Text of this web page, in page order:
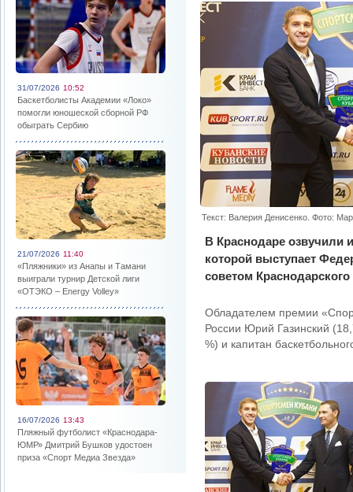
31/07/2026 10:52
Баскетболисты Академии «Локо»
помогли юношеской сборной РФ
обыграть Сербию
21/07/2026 11:40
«Пляжники» из Анапы и Тамани
выиграли турнир Детской лиги
«ОТЭКО – Energy Volley»
16/07/2026 13:43
Пляжный футболист «Краснодара-
ЮМР» Дмитрий Бушков удостоен
приза «Спорт Медиа Звезда»
Текст: Валерия Денисенко. Фото:
В Краснодаре озвучили
которой выступает
советом
Обладателем премии
России Юрий Газинский
%) и капитан